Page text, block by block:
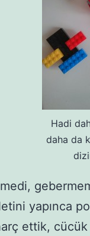
Hadi
daha da
yapınca
ettik, cücük